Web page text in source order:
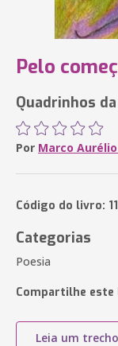
Pelo
Quadrinhos
Por Marco
Código do livro:
Categorias
Poesia
Compartilhe este
Leia um trecho